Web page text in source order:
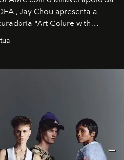
, Jay Chou apresenta a
"Art Colure with